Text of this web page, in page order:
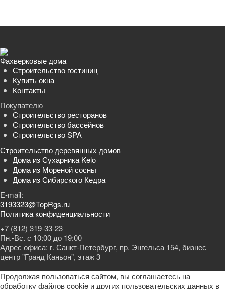
Фахверковые дома
Строительство гостиниц
Купить окна
Контакты
Покупателю
Строительство ресторанов
Строительство бассейнов
Строительство SPA
Строительство деревянных домов
Дома из Сухарника Kelo
Дома из Мореной сосны
Дома из Сибирского Кедра
E-mail:
3193323@TopRgs.ru
Политика конфиденциальности
+7 (812) 319-33-23
Пн.-Вс. с 10:00 до 19:00
Адрес офиса: г. Санкт-Петербург, пр. Энгельса 154, бизнес
центр "Гранд Каньон", этаж 3
Продолжая пользоваться сайтом, вы соглашаетесь на
обработку файлов cookie и других пользовательских данных в